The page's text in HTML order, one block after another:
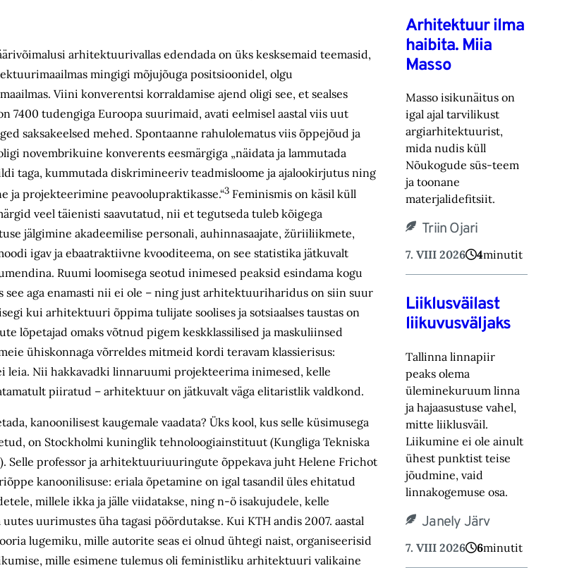
arhitektuurivallas edendada on üks kesksemaid teemasid,
mingigi mõjujõuga positsioonidel, olgu
Viini konverentsi korraldamise ajend oligi see, et sealses
tudengiga Euroopa suurimaid, avati eelmisel aastal viis uut
saksakeelsed mehed. Spontaanne rahulolematus viis õppejõud ja
novembrikuine konverents eesmärgiga „näidata ja lammutada
taga, kummutada diskrimineeriv teadmisloome ja ajalookirjutus ning
ja projekteerimine peavoolupraktikasse.“3 Feminismis on käsil küll
veel täienisti saavutatud, nii et tegutseda tuleb kõigega
jälgimine akadeemilise personali, auhinnasaajate, žüriiliikmete,
igav ja ebaatraktiivne kvooditeema, on see statistika jätkuvalt
Ruumi loomisega seotud inimesed peaksid esindama kogu
aga enamasti nii ei ole – ning just arhitektuuriharidus on siin suur
kui arhitektuuri õppima tulijate soolises ja sotsiaalses taustas on
lõpetajad omaks võtnud pigem keskklassilised ja maskuliinsed
ühiskonnaga võrreldes mitmeid kordi teravam klassierisus:
leia. Nii hakkavadki linnaruumi projekteerima inimesed, kelle
piiratud – arhitektuur on jätkuvalt väga elitaristlik valdkond.
kanoonilisest kaugemale vaadata? Üks kool, kus selle küsimusega
on Stockholmi kuninglik tehnoloogiainstituut (Kungliga Tekniska
Selle professor ja arhitektuuriuuringute õppekava juht Helene Frichot
kanoonilisuse: eriala õpetamine on igal tasandil üles ehitatud
millele ikka ja jälle viidatakse, ning n-ö isakujudele, kelle
uurimustes üha tagasi pöördutakse. Kui KTH andis 2007. aastal
lugemiku, mille autorite seas ei olnud ühtegi naist, organiseerisid
mille esimene tulemus oli feministliku arhitektuuri valikaine
Arhitektuur ilma
haibita. Miia
Masso
Masso isikunäitus on
igal ajal tarvilikust
argiarhitektuurist,
mida nudis küll
Nõukogude süs-‎teem
ja toonane
materjalidefitsiit.‎
Triin Ojari
7. VIII 2026 4minutit
Liiklusväilast
liikuvusväljaks
Tallinna linnapiir
peaks olema
üleminekuruum linna
ja hajaasustuse vahel,
mitte liiklusväil.
‎Liikumine ei ole ainult
ühest punktist teise
jõudmine, vaid
linnakogemuse osa.‎
Janely Järv
7. VIII 2026 6minutit